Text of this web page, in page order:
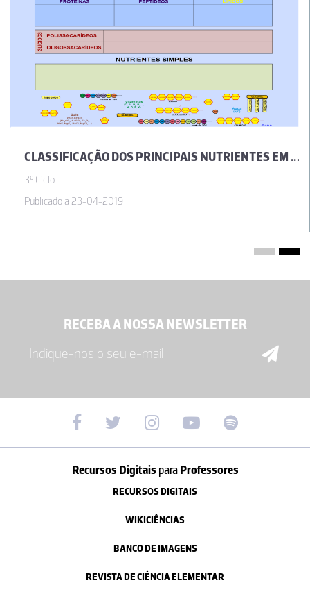
CLASSIFICAÇÃO DOS PRINCIPAIS NUTRIENTES EM FUNÇÃO DA SUA DIMENSÃO E DAS SUAS UNIDADES ESTRUTURAIS
3º Ciclo
Publicado a 23-04-2019
RECEBA A NOSSA NEWSLETTER
Recursos Digitais paraProfessores
RECURSOS DIGITAIS
WIKICIÊNCIAS
BANCO DE IMAGENS
REVISTA DE CIÊNCIA ELEMENTAR